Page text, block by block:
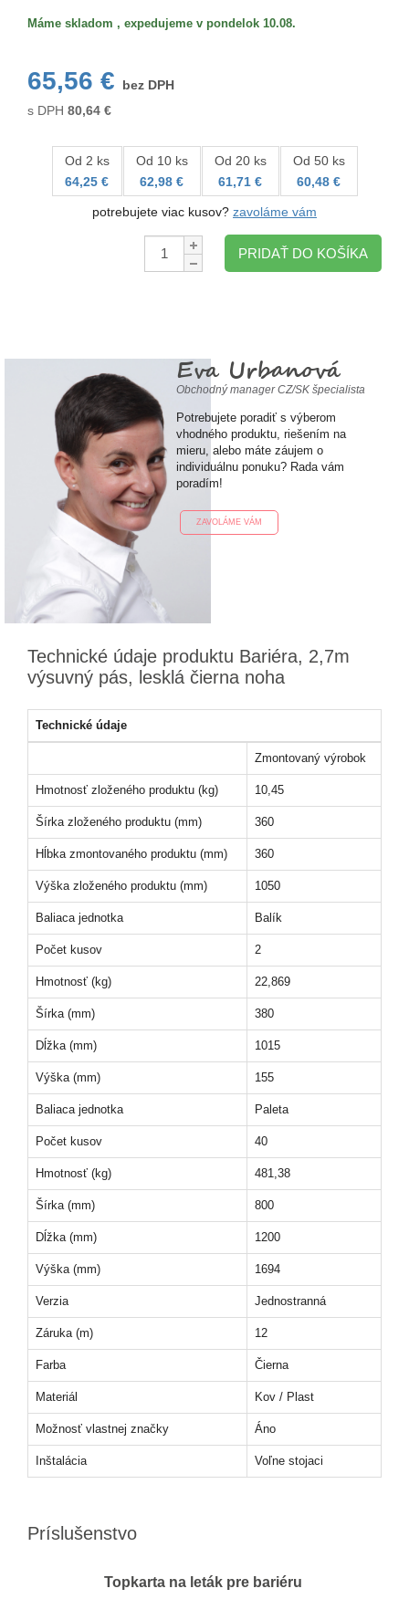
Máme skladom , expedujeme v pondelok 10.08.
65,56 €
bez DPH
s DPH 80,64 €
Od 2 ks
64,25 €
Od 10 ks
62,98 €
Od 20 ks
61,71 €
Od 50 ks
60,48 €
potrebujete viac kusov? zavoláme vám
Množstvo:
PRIDAŤ DO KOŠÍKA
Eva Urbanová
Obchodný manager CZ/SK špecialista
Potrebujete poradiť s výberom
vhodného produktu, riešením na
mieru, alebo máte záujem o
individuálnu ponuku? Rada vám
poradím!
ZAVOLÁME VÁM
Technické údaje produktu Bariéra, 2,7m
výsuvný pás, lesklá čierna noha
Technické údaje
Zmontovaný výrobok
Hmotnosť zloženého produktu (kg) 10,45
Šírka zloženého produktu (mm) 360
Hĺbka zmontovaného produktu (mm) 360
Výška zloženého produktu (mm) 1050
Baliaca jednotka Balík
Počet kusov 2
Hmotnosť (kg) 22,869
Šírka (mm) 380
Dĺžka (mm) 1015
Výška (mm) 155
Baliaca jednotka Paleta
Počet kusov 40
Hmotnosť (kg) 481,38
Šírka (mm) 800
Dĺžka (mm) 1200
Výška (mm) 1694
Verzia Jednostranná
Záruka (m) 12
Farba Čierna
Materiál Kov / Plast
Možnosť vlastnej značky Áno
Inštalácia Voľne stojaci
Príslušenstvo
Topkarta na leták pre bariéru